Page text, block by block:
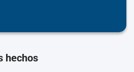
hechos